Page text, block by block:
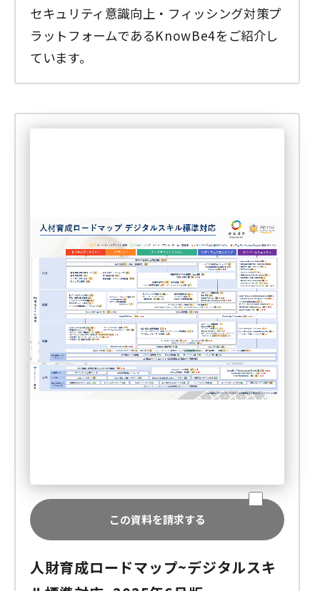
セキュリティ意識向上・フィッシング対策プ
ラットフォームであるKnowBe4をご紹介し
ています。
この資料を請求する
人財育成ロードマップ~デジタルスキ